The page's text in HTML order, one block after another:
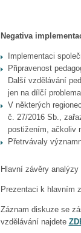
Negativa
Implementaci
Připravenost
Další vzdělávání
jen na dílčí
V některých
č. 27/2016 Sb.,
postižením, ačkoliv
Přetrvávaly
Hlavní závěry
Prezentaci k hlavním
Záznam diskuze se
vzdělávání najdete